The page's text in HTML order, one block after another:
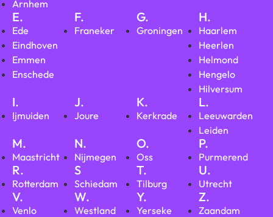
Arnhem
E.
Ede
Eindhoven
Emmen
Enschede
F.
Franeker
G.
Groningen
H.
Haarlem
Heerlen
Helmond
Hengelo
Hilversum
I.
Ijmuiden
J.
Joure
K.
Kerkrade
L.
Leeuwarden
Leiden
M.
Maastricht
N.
Nijmegen
O.
Oss
P.
Purmerend
R.
Rotterdam
S
Schiedam
T.
Tilburg
U.
Utrecht
V.
Venlo
W.
Westland
Y.
Yerseke
Z.
Zaandam